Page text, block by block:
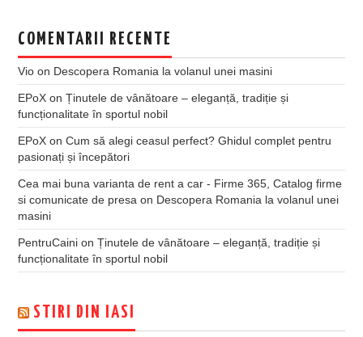
COMENTARII RECENTE
Vio on Descopera Romania la volanul unei masini
EPoX onȚinutele de vânătoare – eleganță, tradiție și
funcționalitate în sportul nobil
EPoX onCum să alegi ceasul perfect? Ghidul complet pentru
pasionați și începători
Cea mai buna varianta de rent a car - Firme 365, Catalog firme
si comunicate de presa on Descopera Romania la volanul unei
masini
PentruCaini onȚinutele de vânătoare – eleganță, tradiție și
funcționalitate în sportul nobil
STIRI DIN IASI